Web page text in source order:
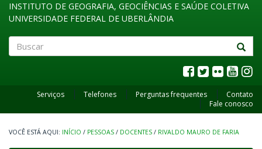
INSTITUTO DE GEOGRAFIA, GEOCIÊNCIAS E SAÚDE COLETIVA
UNIVERSIDADE FEDERAL DE UBERLÂNDIA
Serviços Telefones Perguntas frequentes
Contato
Fale conosco
INÍCIO / PESSOAS / DOCENTES / RIVALDO MAURO DE FARIA